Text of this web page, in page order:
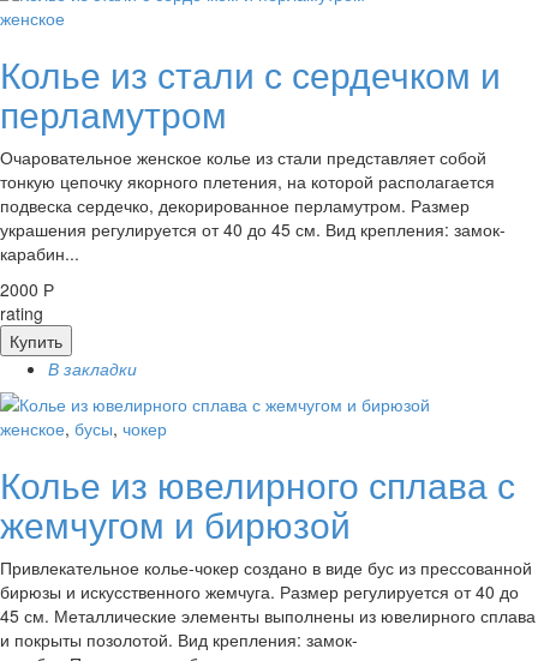
женское
Колье из стали с сердечком и
перламутром
Очаровательное женское колье из стали представляет собой
тонкую цепочку якорного плетения, на которой располагается
подвеска сердечко, декорированное перламутром. Размер
украшения регулируется от 40 до 45 см. Вид крепления: замок-
карабин...
2000 Р
rating
Купить
В закладки
женское, бусы, чокер
Колье из ювелирного сплава с
жемчугом и бирюзой
Привлекательное колье-чокер создано в виде бус из прессованной
бирюзы и искусственного жемчуга. Размер регулируется от 40 до
45 см. Металлические элементы выполнены из ювелирного сплава
и покрыты позолотой. Вид крепления: замок-